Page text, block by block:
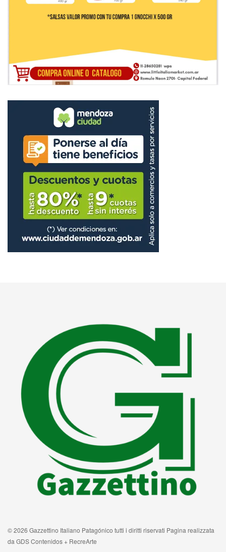
© 2026 Gazzettino Italiano Patagónico tutti i diritti riservati Pagina realizzata
da GDS Contenidos + RecreArte